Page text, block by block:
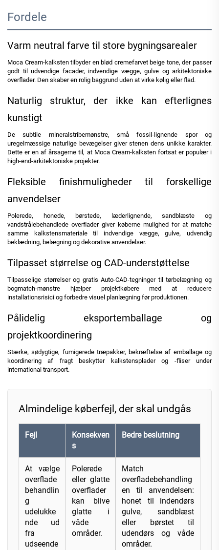
Fordele
Varm neutral farve til store bygningsarealer
Moca Cream-kalksten tilbyder en blød cremefarvet beige tone, der passer
godt til udvendige facader, indvendige vægge, gulve og arkitektoniske
overflader. Den skaber en rolig baggrund uden at virke kølig eller flad.
Naturlig struktur, der ikke kan efterlignes
kunstigt
De subtile mineralstribemønstre, små fossil-lignende spor og
uregelmæssige naturlige bevægelser giver stenen dens unikke karakter.
Dette er en af årsagerne til, at Moca Cream-kalksten fortsat er populær i
high-end-arkitektoniske projekter.
Fleksible finishmuligheder til forskellige
anvendelser
Polerede, honede, børstede, læderlignende, sandblæste og
vandstrålebehandlede overflader giver køberne mulighed for at matche
samme kalkstensmateriale til indvendige vægge, gulve, udvendig
beklædning, belægning og dekorative anvendelser.
Tilpasset størrelse og CAD-understøttelse
Tilpasselige størrelser og gratis Auto-CAD-tegninger til tørbelægning og
bogmatch-mønstre hjælper projektkøbere med at reducere
installationsrisici og forbedre visuel planlægning før produktionen.
Pålidelig eksportemballage og
projektkoordinering
Stærke, sødygtige, fumigerede træpakker, bekræftelse af emballage og
koordinering af fragt beskytter kalkstensplader og -fliser under
international transport.
Almindelige køberfejl, der skal undgås
Fejl
Konsekven
s
Bedre beslutning
At vælge
overflade
behandlin
g
udelukke
nde ud
fra
udseende
Polerede
eller glatte
overflader
kan blive
glatte i
våde
områder.
Match
overfladebehandling
en til anvendelsen:
honet til indendørs
gulve, sandblæst
eller børstet til
udendørs og våde
områder.